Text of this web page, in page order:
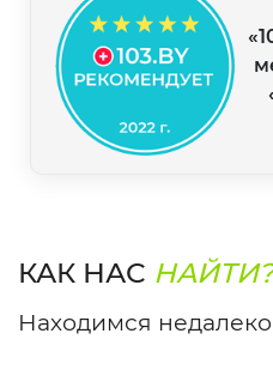
КАК НАС НАЙТИ?
Находимся